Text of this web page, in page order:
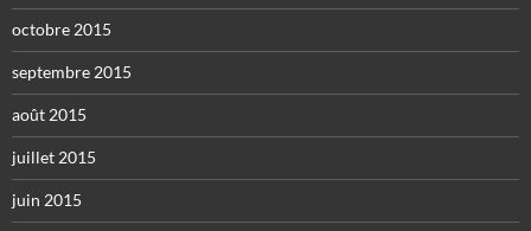
octobre 2015
septembre 2015
août 2015
juillet 2015
juin 2015